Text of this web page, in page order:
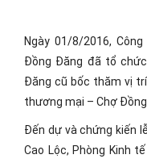
Ngày 01/8/2016,
Đồng Đăng đã tổ
Đăng cũ bốc thăm vị
thương mại – Chợ
Đến dự và chứng kiến
Cao Lộc, Phòng Kinh